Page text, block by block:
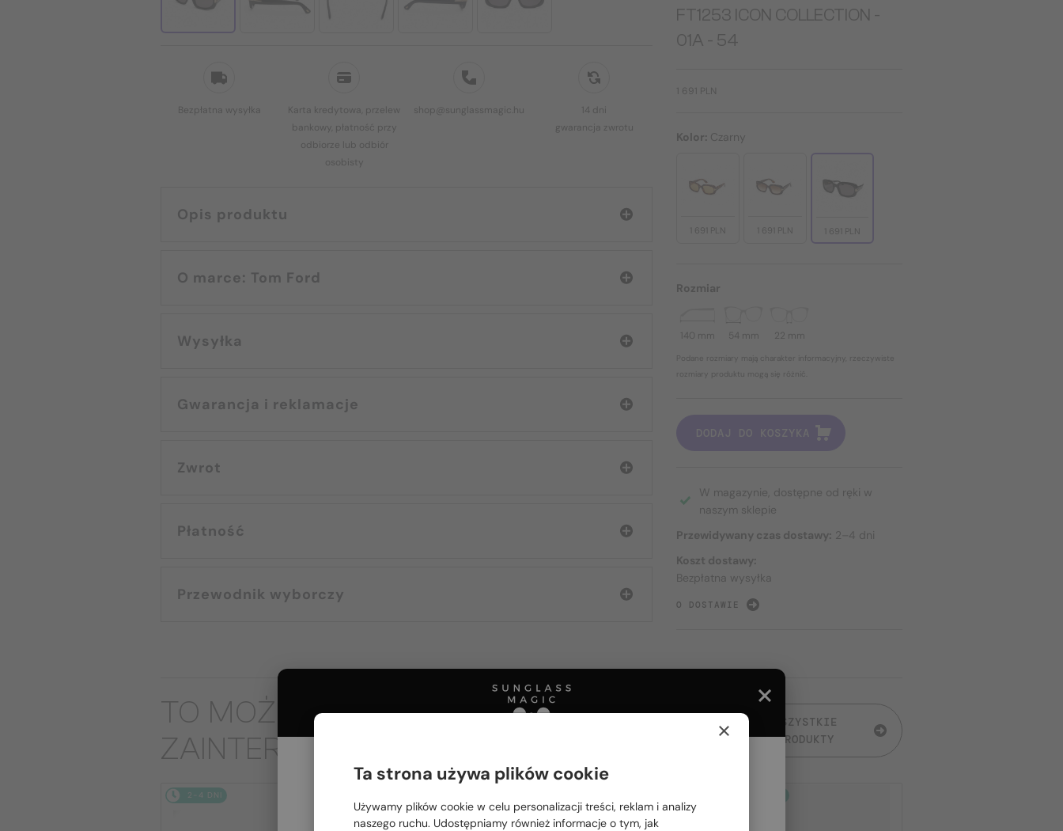
Bezpłatna wysyłka
Karta kredytowa, przelew
bankowy, płatność przy
odbiorze lub odbiór
osobisty
shop@sunglassmagic.hu
14 dni
gwarancja zwrotu
Opis produktu
O marce: Tom Ford
Wysyłka
Gwarancja i reklamacje
Zwrot
Płatność
Przewodnik wyborczy
FT1253 ICON COLLECTION -
01A - 54
1 691 PLN
Kolor: Czarny
1 691 PLN 1 691 PLN 1 691 PLN
Rozmiar
140 mm 54 mm 22 mm
Podane rozmiary mają charakter informacyjny, rzeczywiste
rozmiary produktu mogą się różnić.
DODAJ DO KOSZYKA
W magazynie, dostępne od ręki w
naszym sklepie
Przewidywany czas dostawy: 2–4 dni
Koszt dostawy:
Bezpłatna wysyłka
O DOSTAWIE
TO MOŻE CIĘ RÓWNIEŻ
ZAINTERESOWAĆ
WSZYSTKIE
PRODUKTY
2-4 DNI
Proszę wybierz z listy odpowiedni dla Ciebie kraj:
Polska / PL
×
Ta strona używa plików cookie
Używamy plików cookie w celu personalizacji treści, reklam i analizy
naszego ruchu. Udostępniamy również informacje o tym, jak